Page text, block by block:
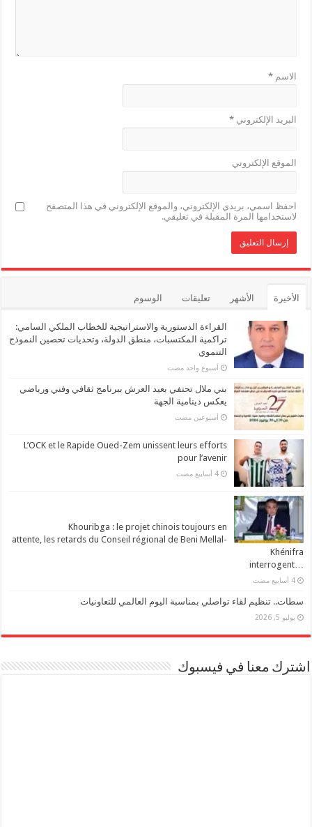
الاسم*
البريد الإلكتروني*
الموقع الإلكتروني
احفظ اسمي، بريدي الإلكتروني، والموقع الإلكتروني في هذا المتصفح
لاستخدامها المرة المقبلة في تعليقي.
الأخيرة الأشهر تعليقات الوسوم
القراءة الدستورية والاستراتيجية للخطاب الملكي السامي:
تراكمية المكتسبات، منطق الدولة، وتحديات تحصين النموذج
التنموي
‏أسبوع واحد مضت
بني ملال تحتفي بعيد العرش ببرنامج ثقافي وفني ورياضي
يعكس دينامية الجهة
‏أسبوعين مضت
L’OCK et le Rapide Oued-Zem unissent leurs efforts
pour l’avenir
‏4 أسابيع مضت
Khouribga : le projet chinois toujours en
attente, les retards du Conseil régional de Beni Mellal-
Khénifra
…interrogent
‏4 أسابيع مضت
سطات.. تنظيم لقاء تواصلي بمناسبة اليوم العالمي للتعاونيات
يوليو 5, 2026
اشترك معنا في فيسبوك